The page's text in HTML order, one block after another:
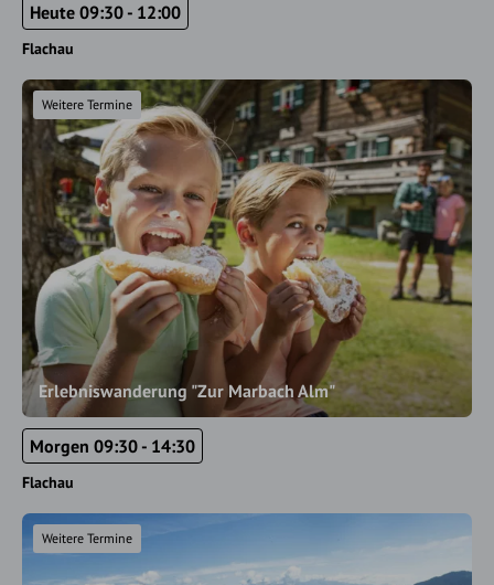
Heute 09:30 - 12:00
Flachau
Erlebniswanderung "Zur Marbach Alm"
Weitere Termine
Morgen 09:30 - 14:30
Flachau
Weitere Termine